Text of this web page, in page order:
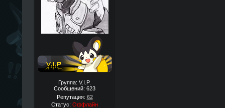
Группа: V.I.P.
Сообщений: 623
Репутация: 62
Статус: Оффлайн